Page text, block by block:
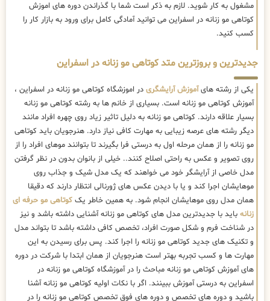
مشغول به کار شوید. لازم به ذکر است شما با گذراندن دوره های اموزش
کوتاهی مو زنانه در اسفراین می توانید آمادگی کامل برای ورود به بازار کار را
کسب کنید.
جدیدترین و بروزترین متد کوتاهی مو زنانه در اسفراین
یکی از رشته هایآموزش آرایشگری در اموزشگاه کوتاهی مو زنانه در اسفراین ،
آموزش کوتاهی مو زنانه است. بسیاری از خانم ها به رشته کوتاهی مو زنانه
بسیار علاقه دارند. کوتاهی مو زنانه به دلیل تاثیر زیاد روی چهره افراد مانند
دیگر رشته های عرصه زیبایی به مهارت کافی نیاز دارد. هنرجویان باید کوتاهی
مو زنانه را از همان مرحله اول به درستی فرا بگیرند تا بتوانند موهای افراد را از
روی تصویر و عکس به راحتی اصلاح کنند.. خیلی از بانوان بدون در نظر گرفتن
مدل خاصی از آرایشگر خود می خواهند که یک مدل شیک و جذاب روی
موهایشان اجرا کند و یا با دیدن عکس های ژورنالی انتظار دارند که دقیقا
همان مدل روی موهایشان انجام شود. به همین خاطر یک کوتاهی مو حرفه ای
زنانه باید با جدیدترین مدل های کوتاهی مو زنانه آشنایی داشته باشد و نیز
در شناخت فرم و شکل صورت افراد، تخصص کافی داشته باشد تا بتواند مدل
و تکنیک های جدید کوتاهی مو زنانه را اجرا کند. پس برای رسیدن به این
مهارت ها و کسب تجربه بهتر است هنرجویان از همان ابتدا با شرکت در دوره
های آموزش کوتاهی مو زنانه مباحث را در آموزشگاه کوتاهی مو زنانه در
اسفراین به درستی آموزش ببینند. اگر با نکات اولیه کوتاهی مو زنانه آشنا
باشید و دوره های تخصص و دوره های فوق تخصص کوتاهی مو زنانه را در